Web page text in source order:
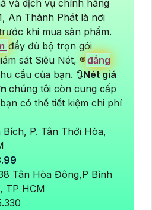
và dịch vụ chính hãng
An Thành Phát là nơi
khi mua sản phẩm.
đầy đủ bộ trọn gói
sát Siêu Nét, ®️đẳng
cầu của bạn. 🔃Nét giá
chúng tôi còn cung cấp
có thể tiết kiệm chi phí
Bích, P. Tân Thới Hòa,
Tân Hòa Đông,P Bình
TP HCM